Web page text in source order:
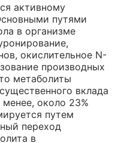
активному
путями
в организме
окислительное N-
производных
метаболиты
вклада
менее, около 23%
путем
переход
в